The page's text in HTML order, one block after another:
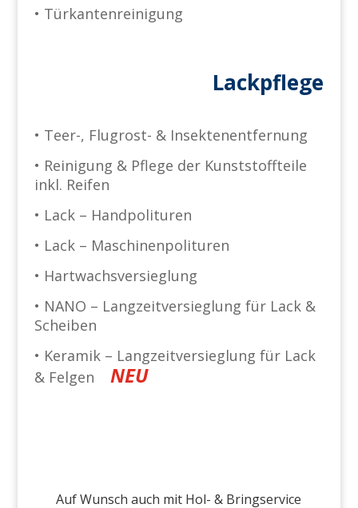
• Türkantenreinigung
Lackpflege
• Teer-, Flugrost- & Insektenentfernung
• Reinigung & Pflege der Kunststoffteile
inkl. Reifen
• Lack – Handpolituren
• Lack – Maschinenpolituren
• Hartwachsversieglung
• NANO – Langzeitversieglung für Lack &
Scheiben
• Keramik – Langzeitversieglung für Lack
& Felgen NEU
Auf Wunsch auch mit Hol- & Bringservice